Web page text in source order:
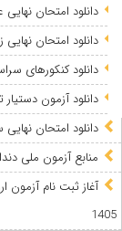
دانلود امتحان نهایی علوم و فنون
دانلود امتحان نهایی
دانلود کنکورهای
دانلود آزمون دستیار
دانلود امتحان نهایی
ﻣﻨﺎﺑﻊ آزﻣﻮن ﻣﻠﯽ دندانپزشکی سال
آغاز ثبت نام آزمون‌
1405